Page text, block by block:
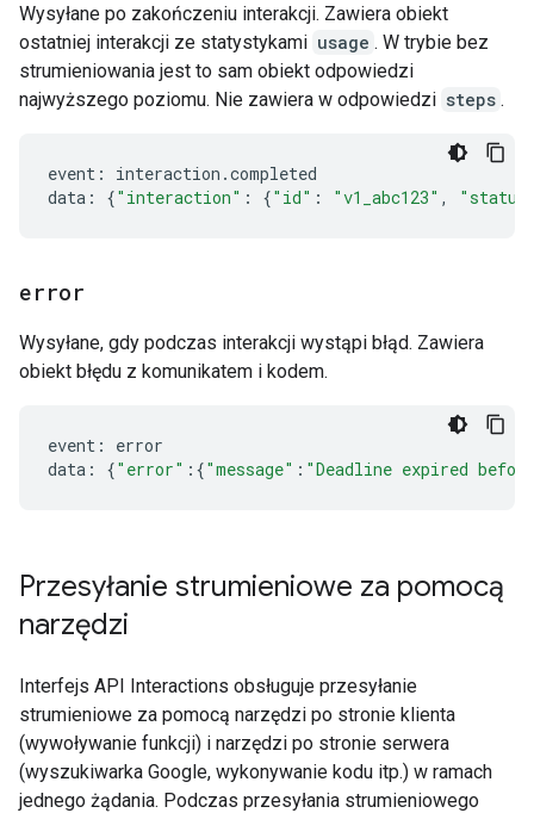
Wysyłane po zakończeniu interakcji. Zawiera obiekt
ostatniej interakcji ze statystykami usage . W trybie bez
strumieniowania jest to sam obiekt odpowiedzi
najwyższego poziomu. Nie zawiera w odpowiedzi steps .
event : interaction .completed
data : {"interaction" : {"id" : "v1_abc123" ,
error
Wysyłane, gdy podczas interakcji wystąpi błąd. Zawiera
obiekt błędu z komunikatem i kodem.
event :
error
data : {"error" :{"message" : "Deadline expired
Przesyłanie strumieniowe za pomocą
narzędzi
Interfejs API Interactions obsługuje przesyłanie
strumieniowe za pomocą narzędzi po stronie klienta
(wywoływanie funkcji) i narzędzi po stronie serwera
(wyszukiwarka Google, wykonywanie kodu itp.) w ramach
jednego żądania. Podczas przesyłania strumieniowego